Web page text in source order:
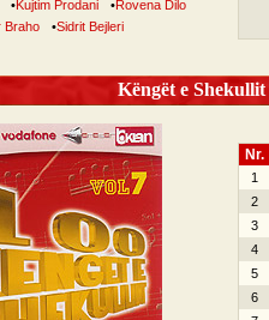
•Kujtim Prodani •Rovena Dilo
Braho •Sidrit Bejleri
Këngët e
Nr.
1
2
3
4
5
6